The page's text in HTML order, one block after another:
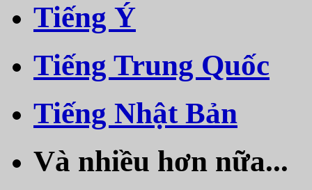
Tiếng Ý
Tiếng Trung Quốc
Tiếng Nhật Bản
Và nhiều hơn nữa...